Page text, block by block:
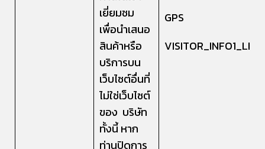
เยี่ยมชม
เพื่อนำเสนอ
สินค้าหรือ
บริการบน
เว็บไซต์อื่นที่
ไม่ใช่เว็บไซต์
ของ บริษัท
ทั้งนี้ หาก
ท่านปิดการ
GPS
VISITOR_INFO1_LIVE